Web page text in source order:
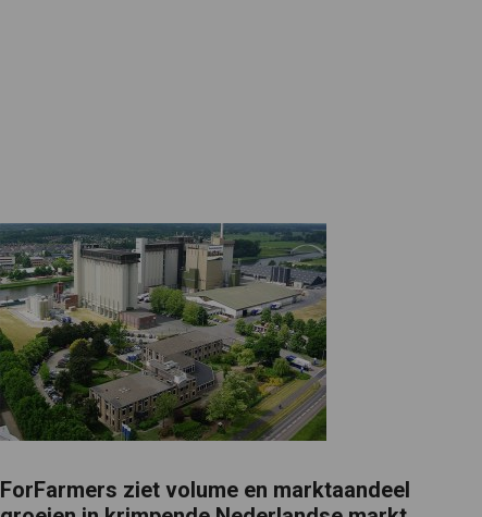
ForFarmers ziet volume en marktaandeel